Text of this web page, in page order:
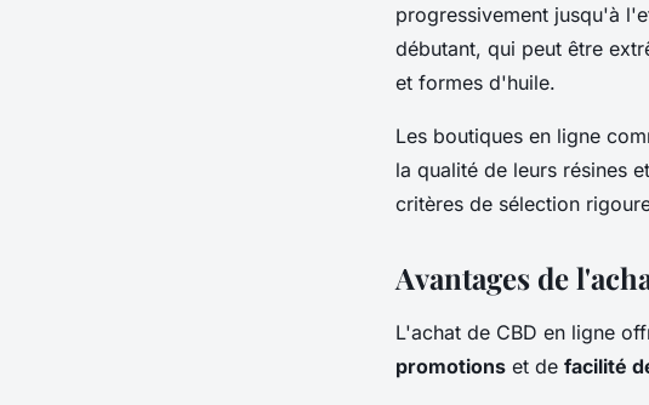
progressivement jusqu'à
débutant, qui peut être
et formes d'huile.
Les boutiques en ligne
la qualité de leurs résines
critères de sélection
Avantages de
L'achat de CBD en ligne
promotions et de facilité